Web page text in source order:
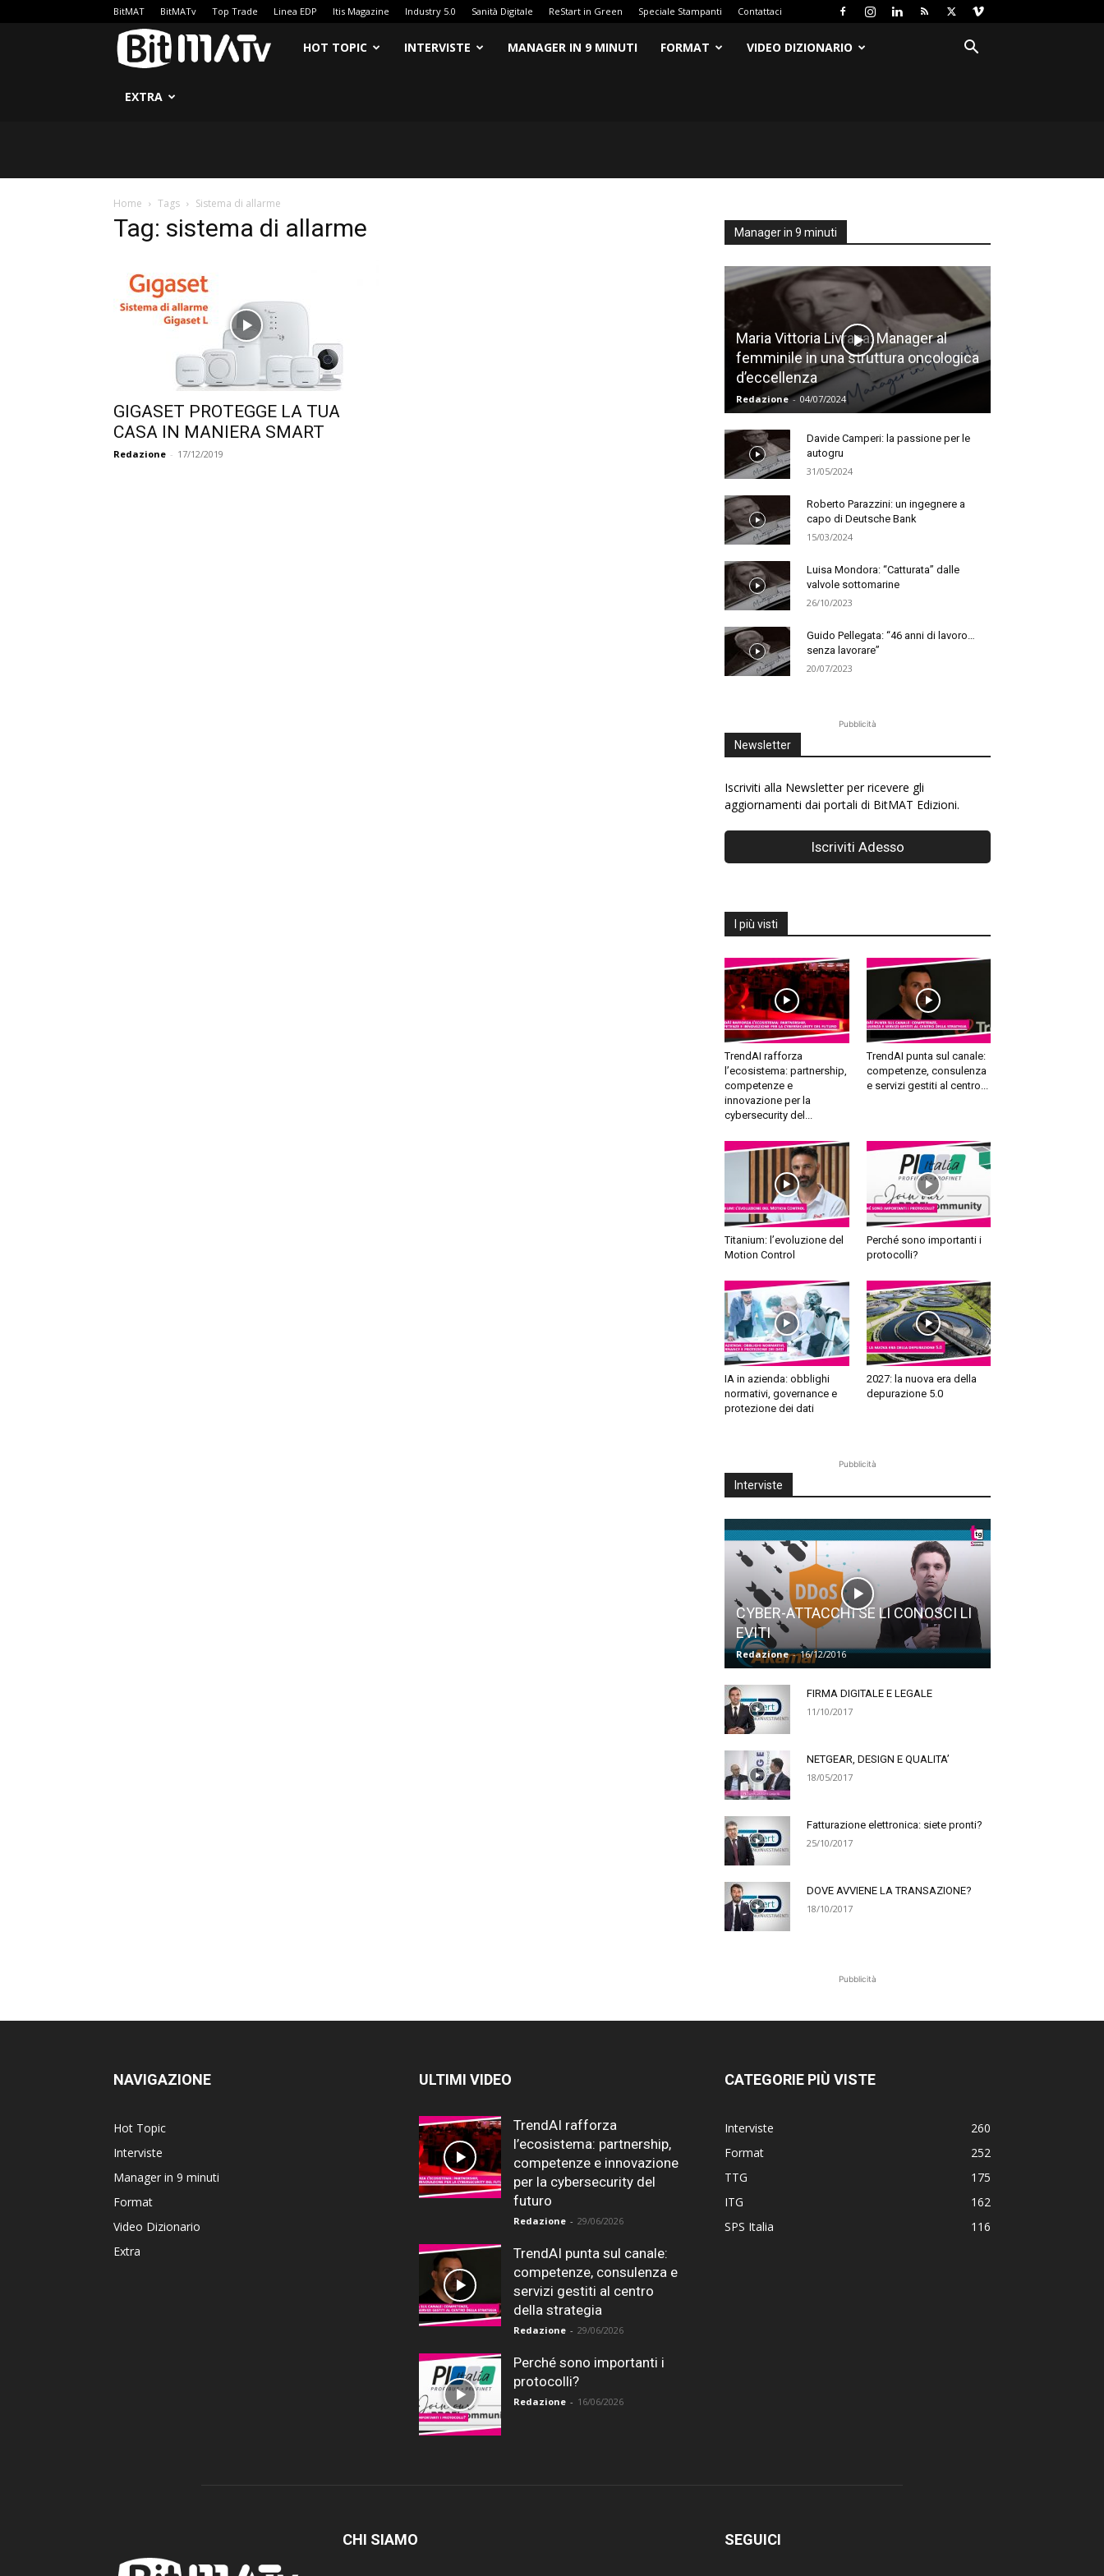
BitMAT BitMATv Top Trade Linea EDP Itis Magazine Industry 5.0 Sanità Digitale ReStart in Green Speciale Stampanti Contattaci
BitMATv
HOT TOPIC INTERVISTE MANAGER IN 9 MINUTI FORMAT VIDEO DIZIONARIO
EXTRA
Home Tags Sistema di allarme
Tag: sistema di allarme
GIGASET PROTEGGE LA TUA
CASA IN MANIERA SMART
Redazione - 17/12/2019
Manager in 9 minuti
Maria Vittoria Livraga: Manager al
femminile in una struttura oncologica
d’eccellenza
Redazione - 04/07/2024
Davide Camperi: la passione per le
autogru
31/05/2024
Roberto Parazzini: un ingegnere a
capo di Deutsche Bank
15/03/2024
Luisa Mondora: “Catturata” dalle
valvole sottomarine
26/10/2023
Guido Pellegata: “46 anni di lavoro…
senza lavorare”
20/07/2023
Pubblicità
Newsletter
Iscriviti alla Newsletter per ricevere gli
aggiornamenti dai portali di BitMAT Edizioni.
I più visti
TrendAI rafforza
l’ecosistema: partnership,
competenze e
innovazione per la
cybersecurity del...
TrendAI punta sul canale:
competenze, consulenza
e servizi gestiti al centro...
Titanium: l’evoluzione del
Motion Control
Perché sono importanti i
protocolli?
IA in azienda: obblighi
normativi, governance e
protezione dei dati
2027: la nuova era della
depurazione 5.0
Pubblicità
Interviste
CYBER-ATTACCHI SE LI CONOSCI LI
EVITI
Redazione - 16/12/2016
FIRMA DIGITALE E LEGALE
11/10/2017
NETGEAR, DESIGN E QUALITA’
18/05/2017
Fatturazione elettronica: siete pronti?
25/10/2017
DOVE AVVIENE LA TRANSAZIONE?
18/10/2017
Pubblicità
NAVIGAZIONE
Hot Topic
Interviste
Manager in 9 minuti
Format
Video Dizionario
Extra
ULTIMI VIDEO
TrendAI rafforza
l’ecosistema: partnership,
competenze e innovazione
per la cybersecurity del
futuro
Redazione - 29/06/2026
TrendAI punta sul canale:
competenze, consulenza e
servizi gestiti al centro
della strategia
Redazione - 29/06/2026
Perché sono importanti i
protocolli?
Redazione - 16/06/2026
CATEGORIE PIÙ VISTE
Interviste
260
Format
252
TTG
175
ITG
162
SPS Italia
116
CHI SIAMO SEGUICI